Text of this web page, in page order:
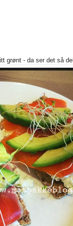
grønt - da ser det så